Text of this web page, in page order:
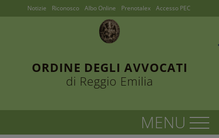
ORDINE DEGLI AVVOCATI
di Reggio Emilia
Notizie Riconosco Albo Online Prenotalex Accesso PEC